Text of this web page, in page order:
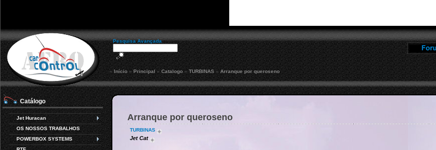
Jet Huracan
OS NOSSOS TRABALHOS
POWERBOX SYSTEMS
Pesquisa Avançada
» Início »Principal» Catalogo »TURBINAS » Arranque por queroseno
Catálogo
Arranque por queroseno
TURBINAS
Jet Cat